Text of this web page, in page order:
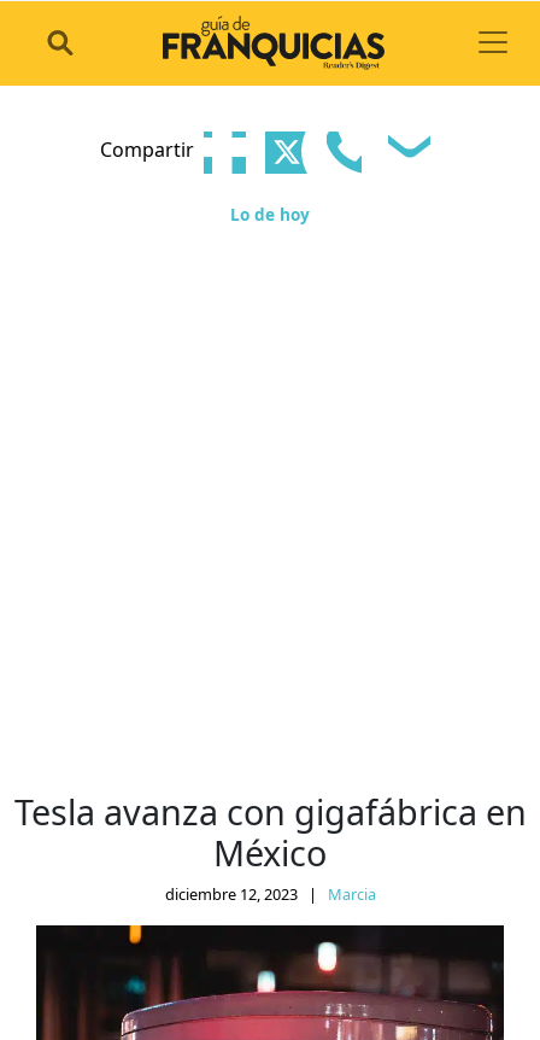
Compartir
Lo de hoy
Tesla avanza con gigafábrica en
México
diciembre 12, 2023 | Marcia